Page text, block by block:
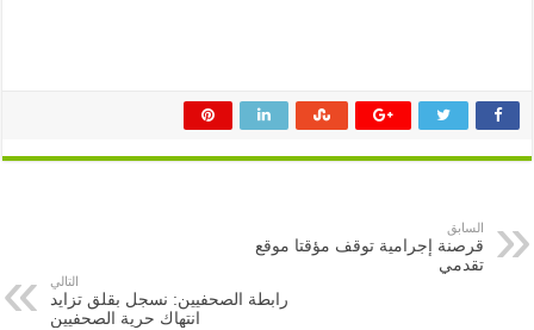
السابق
قرصنة إجرامية توقف مؤقتا موقع
تقدمي
التالي
رابطة الصحفيين: نسجل بقلق تزايد
انتهاك حرية الصحفيين